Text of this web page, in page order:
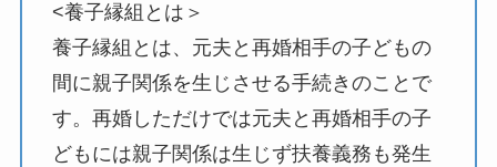
<養子縁組とは＞
養子縁組とは、元夫と再婚相手の子どもの
間に親子関係を生じさせる手続きのことで
す。再婚しただけでは元夫と再婚相手の子
どもには親子関係は生じず扶養義務も発生